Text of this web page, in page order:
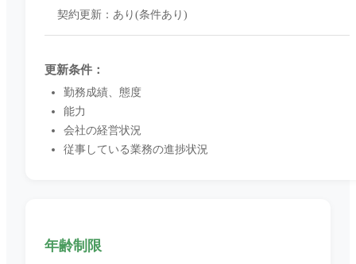
契約更新：あり(条件あり)
更新条件：
勤務成績、態度
能力
会社の経営状況
従事している業務の進捗状況
年齢制限